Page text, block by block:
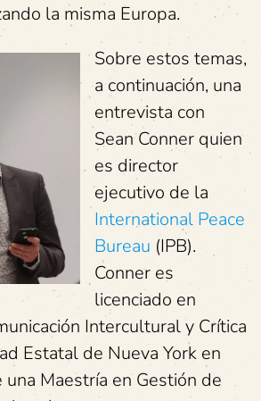
la misma Europa.
Sobre estos temas,
a continuación, una
entrevista con
Sean Conner quien
es director
ejecutivo de la
International Peace
Bureau (IPB).
Conner es
licenciado en
Intercultural y Crítica
Estatal de Nueva York en
una Maestría en Gestión de